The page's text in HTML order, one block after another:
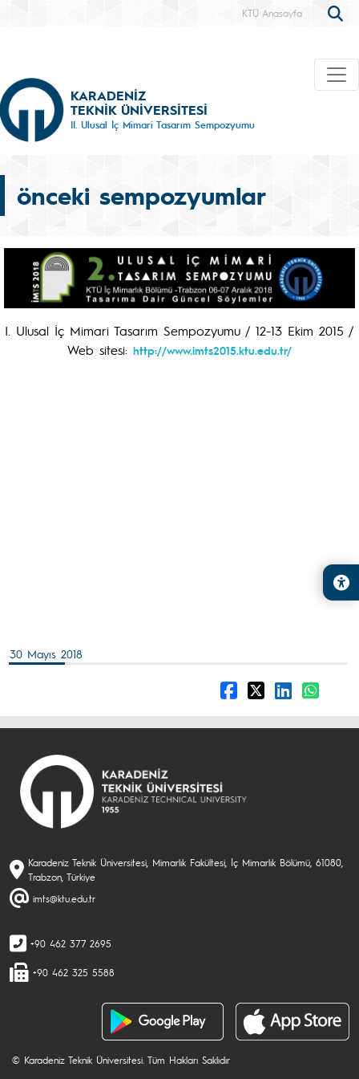
KTÜ Anasayfa
KARADENİZ
TEKNİK ÜNİVERSİTESİ
II. Ulusal İç Mimari Tasarım Sempozyumu
önceki sempozyumlar
I. Ulusal İç Mimari Tasarım Sempozyumu / 12-13 Ekim 2015 /
Web sitesi: http://www.imts2015.ktu.edu.tr/
30 Mayıs 2018
Karadeniz Teknik Üniversitesi, Mimarlık Fakültesi, İç Mimarlık Bölümü, 61080,
Trabzon, Türkiye
imts@ktu.edu.tr
+90 462 377 2695
+90 462 325 5588
© Karadeniz Teknik Üniversitesi. Tüm Hakları Saklıdır